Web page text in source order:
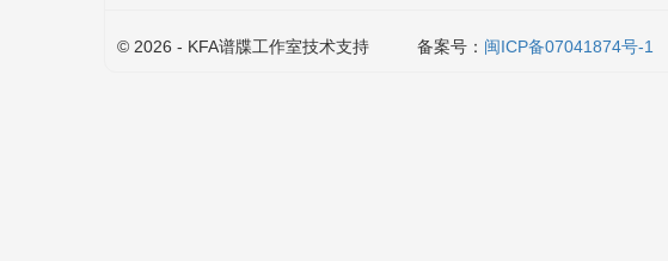
© 2026 - KFA谱牒工作室技术支持 备案号： 闽ICP备07041874号-1